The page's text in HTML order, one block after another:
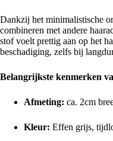
Dankzij het minimalistische
combineren met andere
stof voelt prettig aan op het
beschadiging, zelfs bij
Belangrijkste kenmerken
Afmeting: ca. 2cm
Kleur: Effen grijs,